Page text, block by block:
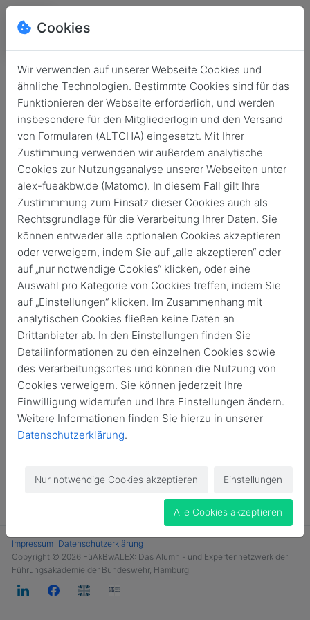
Login
Keine Zugangsdaten?
Login
Jetzt Mitglied werden
Impressum Datenschutzerklärung
Copyright © 2026 FüAkBwALEX: Das Alumni- und Expertennetzwerk der
Führungsakademie der Bundeswehr, Hamburg
Cookies
Wir verwenden auf unserer Webseite Cookies und
ähnliche Technologien. Bestimmte Cookies sind für das
Funktionieren der Webseite erforderlich, und werden
insbesondere für den Mitgliederlogin und den Versand
von Formularen (ALTCHA) eingesetzt. Mit Ihrer
Zustimmung verwenden wir außerdem analytische
Cookies zur Nutzungsanalyse unserer Webseiten unter
alex-fueakbw.de (Matomo). In diesem Fall gilt Ihre
Zustimmmung zum Einsatz dieser Cookies auch als
Rechtsgrundlage für die Verarbeitung Ihrer Daten. Sie
können entweder alle optionalen Cookies akzeptieren
oder verweigern, indem Sie auf „alle akzeptieren“ oder
auf „nur notwendige Cookies“ klicken, oder eine
Auswahl pro Kategorie von Cookies treffen, indem Sie
auf „Einstellungen“ klicken. Im Zusammenhang mit
analytischen Cookies fließen keine Daten an
Drittanbieter ab. In den Einstellungen finden Sie
Detailinformationen zu den einzelnen Cookies sowie
des Verarbeitungsortes und können die Nutzung von
Cookies verweigern. Sie können jederzeit Ihre
Einwilligung widerrufen und Ihre Einstellungen ändern.
Weitere Informationen finden Sie hierzu in unserer
Datenschutzerklärung.
Nur notwendige Cookies akzeptieren Einstellungen
Alle Cookies akzeptieren